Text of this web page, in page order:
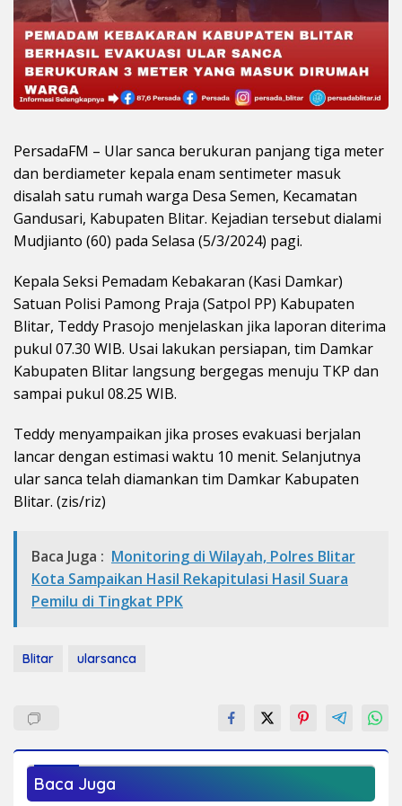
PersadaFM – Ular sanca berukuran panjang tiga meter
dan berdiameter kepala enam sentimeter masuk
disalah satu rumah warga Desa Semen, Kecamatan
Gandusari, Kabupaten Blitar. Kejadian tersebut dialami
Mudjianto (60) pada Selasa (5/3/2024) pagi.
Kepala Seksi Pemadam Kebakaran (Kasi Damkar)
Satuan Polisi Pamong Praja (Satpol PP) Kabupaten
Blitar, Teddy Prasojo menjelaskan jika laporan diterima
pukul 07.30 WIB. Usai lakukan persiapan, tim Damkar
Kabupaten Blitar langsung bergegas menuju TKP dan
sampai pukul 08.25 WIB.
Teddy menyampaikan jika proses evakuasi berjalan
lancar dengan estimasi waktu 10 menit. Selanjutnya
ular sanca telah diamankan tim Damkar Kabupaten
Blitar. (zis/riz)
Baca Juga : Monitoring di Wilayah, Polres Blitar
Kota Sampaikan Hasil Rekapitulasi Hasil Suara
Pemilu di Tingkat PPK
Blitar ularsanca
Baca Juga